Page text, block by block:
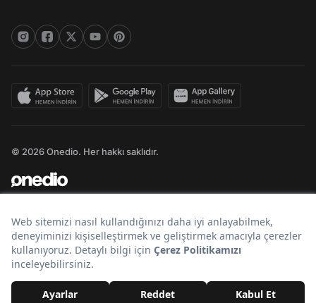
© 2026 Onedio. Her hakkı saklıdır.
Bir markasıdır.